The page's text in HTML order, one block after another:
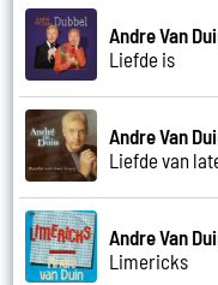
Andre Van
Liefde is
Andre Van
Liefde van
Andre Van
Limericks